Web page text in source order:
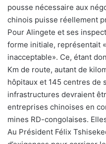
pousse nécessaire aux
chinois puisse réellement
Pour Alingete et ses
forme initiale, représentait
inacceptable». Ce, étant
Km de route, autant de
hôpitaux et 145 centres de
infrastructures devraient
entreprises chinoises en
mines RD-congolaises.
Au Président Félix